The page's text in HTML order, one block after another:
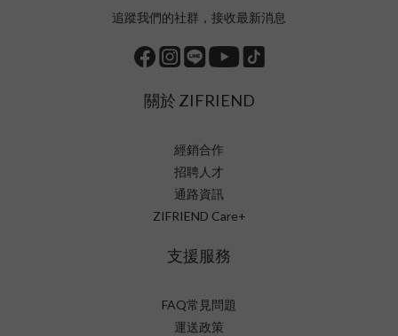
追蹤我們的社群，接收最新消息
關於 ZIFRIEND
經銷合作
招聘人才
通路資訊
ZIFRIEND Care+
支援服務
FAQ常見問題
運送政策